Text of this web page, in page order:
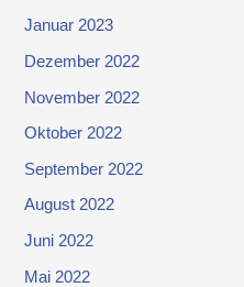
Januar 2023
Dezember 2022
November 2022
Oktober 2022
September 2022
August 2022
Juni 2022
Mai 2022